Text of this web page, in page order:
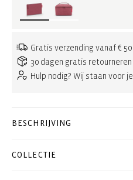
Gratis verzending vanaf € 50
30 dagen gratis retourneren
Hulp nodig? Wij staan voor je
BESCHRIJVING
COLLECTIE